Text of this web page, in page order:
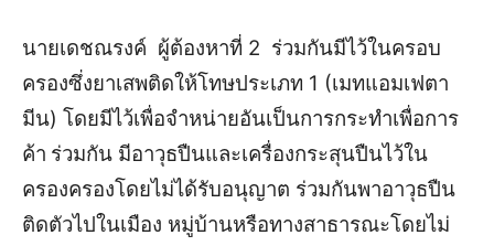
นายเดชณรงค์ ผู้ต้องหาที่ 2 ร่วมกันมีไว้ในครอบ
ครองซึ่งยาเสพติดให้โทษประเภท 1 (เมทแอมเฟตา
มีน) โดยมีไว้เพื่อจำหน่ายอันเป็นการกระทำเพื่อการ
ค้า ร่วมกัน มีอาวุธปืนและเครื่องกระสุนปืนไว้ใน
ครองครองโดยไม่ได้รับอนุญาต ร่วมกันพาอาวุธปืน
ติดตัวไปในเมือง หมู่บ้านหรือทางสาธารณะโดยไม่